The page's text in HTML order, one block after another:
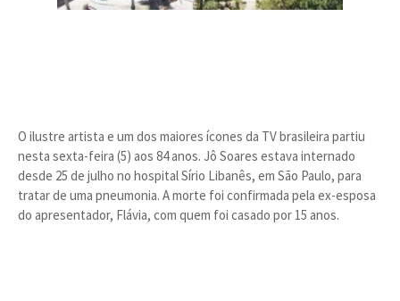
O ilustre artista e um dos maiores ícones da TV brasileira partiu
nesta sexta-feira (5) aos 84 anos. Jô Soares estava internado
desde 25 de julho no hospital Sírio Libanês, em São Paulo, para
tratar de uma pneumonia. A morte foi confirmada pela ex-esposa
do apresentador, Flávia, com quem foi casado por 15 anos.